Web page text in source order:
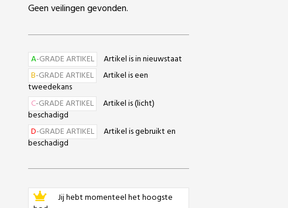
Geen veilingen gevonden.
A-GRADE ARTIKEL
Artikel is in nieuwstaat
B-GRADE ARTIKEL
Artikel is een
tweedekans
C-GRADE ARTIKEL
Artikel is (licht)
beschadigd
D-GRADE ARTIKEL
Artikel is gebruikt en
beschadigd
Jij hebt momenteel het hoogste